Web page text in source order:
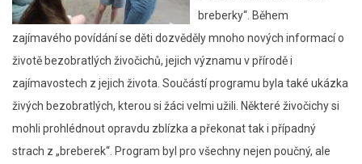
breberky“. Během
zajímavého povídání se děti dozvěděly mnoho nových informací o
životě bezobratlých živočichů, jejich významu v přírodě i
zajímavostech z jejich života. Součástí programu byla také ukázka
živých bezobratlých, kterou si žáci velmi užili. Některé živočichy si
mohli prohlédnout opravdu zblízka a překonat tak i případný
strach z „breberek“. Program byl pro všechny nejen poučný, ale